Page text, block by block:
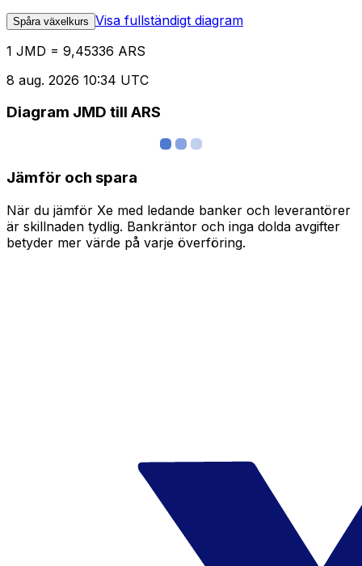
Spåra växelkurs Visa fullständigt diagram
1 JMD = 9,45336 ARS
8 aug. 2026 10:34 UTC
Diagram JMD till ARS
Jämför och spara
När du jämför Xe med ledande banker och leverantörer
är skillnaden tydlig. Bankräntor och inga dolda avgifter
betyder mer värde på varje överföring.